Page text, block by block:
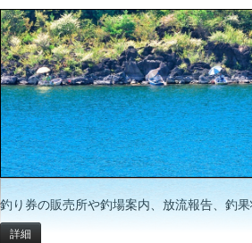
釣り券の販売所や釣場案内、放流報告、釣果
詳細